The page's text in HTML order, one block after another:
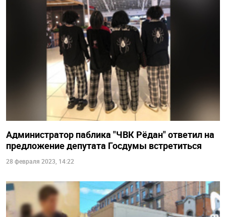
Администратор паблика "ЧВК Рёдан" ответил на
предложение депутата Госдумы встретиться
28 февраля 2023, 14:22